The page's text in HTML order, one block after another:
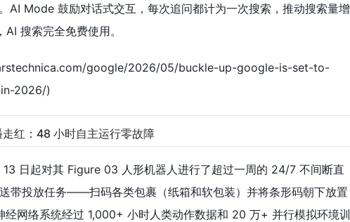
AI Mode 鼓励对话式交互，每次追问都计为一次搜索，推动搜索量增
搜索完全免费使用。
google/2026/05/buckle-up-google-is-set-to-
2026/)
红：48 小时自主运行零故障
日起对其 Figure 03 人形机器人进行了超过一周的 24/7 不间断直
带投放任务——扫码各类包裹（纸箱和软包装）并将条形码朝下放置
网络系统经过 1,000+ 小时人类动作数据和 20 万+ 并行模拟环境训